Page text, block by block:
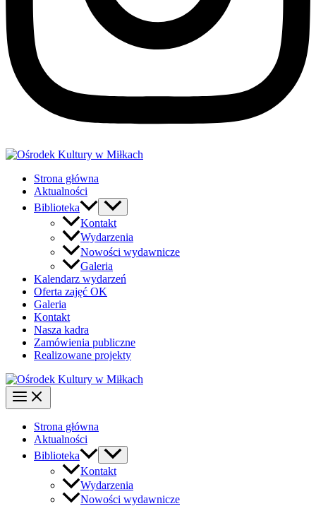
Strona główna
Aktualności
Biblioteka
Kontakt
Wydarzenia
Nowości wydawnicze
Galeria
Kalendarz wydarzeń
Oferta zajęć OK
Galeria
Kontakt
Nasza kadra
Zamówienia publiczne
Realizowane projekty
Strona główna
Aktualności
Biblioteka
Kontakt
Wydarzenia
Nowości wydawnicze